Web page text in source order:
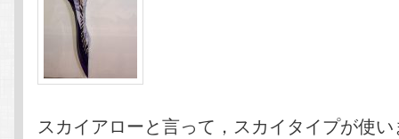
スカイアローと言って，スカイタイプが使